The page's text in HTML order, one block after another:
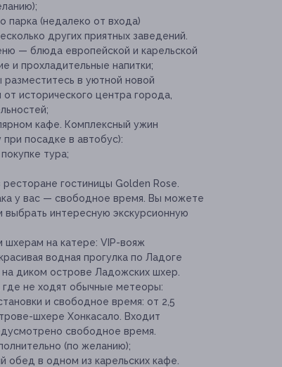
парка (недалеко от входа)
других приятных заведений.
— блюда европейской и карельской
и прохладительные напитки;
в уютной новой
исторического центра города,
кафе. Комплексный ужин
посадке в автобус):
тура;
гостиницы Golden Rose.
у вас — свободное время. Вы можете
интересную экскурсионную
на катере: VIP-вояж
водная прогулка по Ладоге
диком острове Ладожских шхер.
не ходят обычные метеоры:
и свободное время: от 2,5
шхере Хонкасало. Входит
свободное время.
(по желанию);
в одном из карельских кафе.